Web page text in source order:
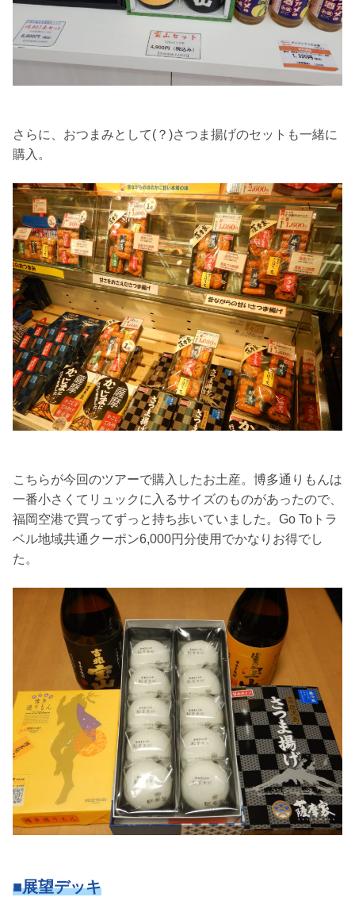
さらに、おつまみとして(？)さつま揚げのセットも一緒に
購入。
こちらが今回のツアーで購入したお土産。博多通りもんは
一番小さくてリュックに入るサイズのものがあったので、
福岡空港で買ってずっと持ち歩いていました。Go Toトラ
ベル地域共通クーポン6,000円分使用でかなりお得でし
た。
■展望デッキ